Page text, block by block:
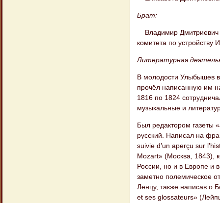
Брат:
Владимир Дмитриевич
комитета по устройству
Литературная
В молодости Улыбышев
прочёл написанную им
1816 по 1824
музыкальные и
Был редактором газеты
русский. Написал на
suivie d’un aperçu sur
Mozart» (Москва, 1843),
России, но и в Европе и
заметно полемическое
Ленцу, также написав о
et ses glossateurs»